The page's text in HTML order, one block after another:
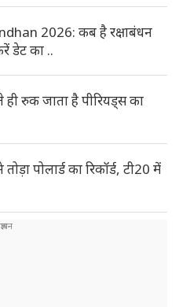
2026: कब है रक्षाबंधन
डेट का ..
ही रुक जाता है पीरियड्स का
पोलार्ड का रिकॉर्ड, टी20 में